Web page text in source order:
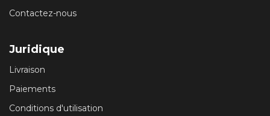
Contactez-nous
Juridique
Livraison
Paiements
Conditions d'utilisation